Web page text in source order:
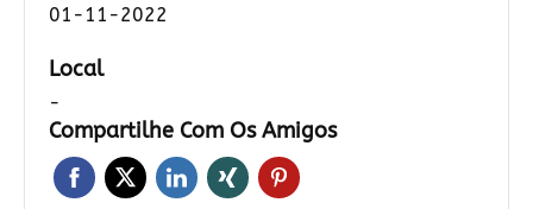
01-11-2022
Local
-
Compartilhe Com Os Amigos